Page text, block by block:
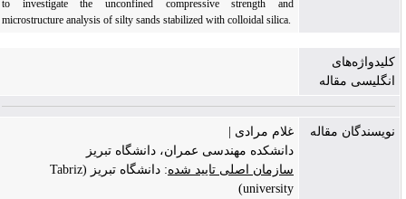
to investigate the unconfined compressive strength and
microstructure analysis of silty sands stabilized with colloidal silica.
کلیدواژه‌های
انگلیسی مقاله
نویسندگان مقاله
غلام مرادی |
دانشکده مهندسی عمران، دانشگاه تبریز
سازمان اصلی تایید شده
: دانشگاه تبریز (Tabriz
university)